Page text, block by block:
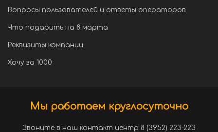
Вопросы пользователей и ответы операторов
Что подарить на 8 марта
Реквизиты компании
Хочу за 1000
Мы работаем круглосуточно
Звоните в наш контакт центр 8 (3952) 223-223